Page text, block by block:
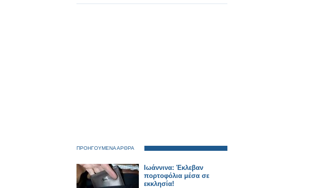
ΠΡΟΗΓΟΥΜΕΝΑ ΑΡΘΡΑ
Ιωάννινα: Έκλεβαν
πορτοφόλια μέσα σε
εκκλησία!